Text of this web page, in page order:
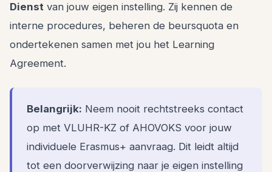
Dienst van jouw eigen instelling. Zij kennen de
interne procedures, beheren de beursquota en
ondertekenen samen met jou het Learning
Agreement.
Belangrijk: Neem nooit rechtstreeks contact
op met VLUHR-KZ of AHOVOKS voor jouw
individuele Erasmus+ aanvraag. Dit leidt altijd
tot een doorverwijzing naar je eigen instelling